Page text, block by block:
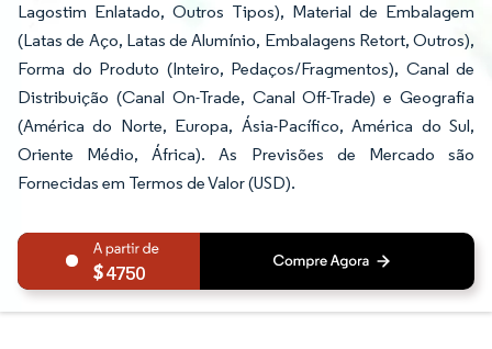
Lagostim Enlatado, Outros Tipos), Material de Embalagem
(Latas de Aço, Latas de Alumínio, Embalagens Retort, Outros),
Forma do Produto (Inteiro, Pedaços/Fragmentos), Canal de
Distribuição (Canal On-Trade, Canal Off-Trade) e Geografia
(América do Norte, Europa, Ásia-Pacífico, América do Sul,
Oriente Médio, África). As Previsões de Mercado são
Fornecidas em Termos de Valor (USD).
4750